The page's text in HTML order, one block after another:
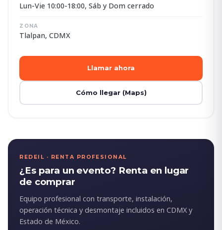
Lun-Vie 10:00-18:00, Sáb y Dom cerrado
ZONA
Tlalpan, CDMX
Llamar ahora
Cómo llegar (Maps)
REDEIL · RENTA PROFESIONAL
¿Es para un evento? Renta en lugar
de comprar
Equipo profesional con transporte, instalación,
operación técnica y desmontaje incluidos en CDMX y
Estado de México.